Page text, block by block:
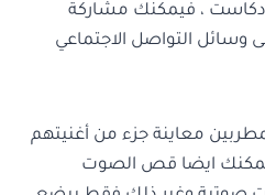
، فيمكنك مشاركة
وسائل التواصل الاجتماعي
معاينة جزء من أغنيتهم
، يمكنك ايضا قص الصوت